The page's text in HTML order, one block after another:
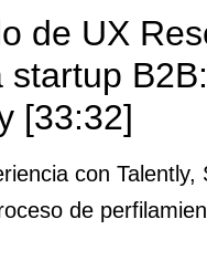
de UX
startup
[33:32]
con Talently,
de